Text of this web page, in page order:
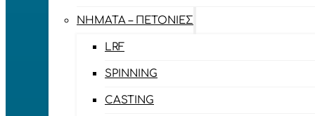
ΝΉΜΑΤΑ – ΠΕΤΟΝΙΈΣ
LRF
SPINNING
CASTING